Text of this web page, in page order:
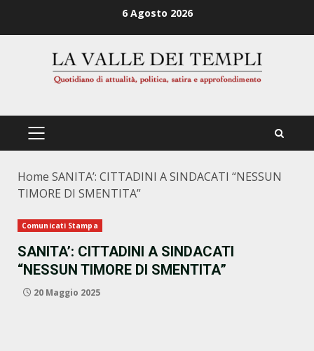
6 Agosto 2026
PRIMÄRES
Home SANITA’: CITTADINI A SINDACATI “NESSUN
TIMORE DI SMENTITA”
Comunicati Stampa
SANITA’: CITTADINI A SINDACATI
“NESSUN TIMORE DI SMENTITA”
20 Maggio 2025